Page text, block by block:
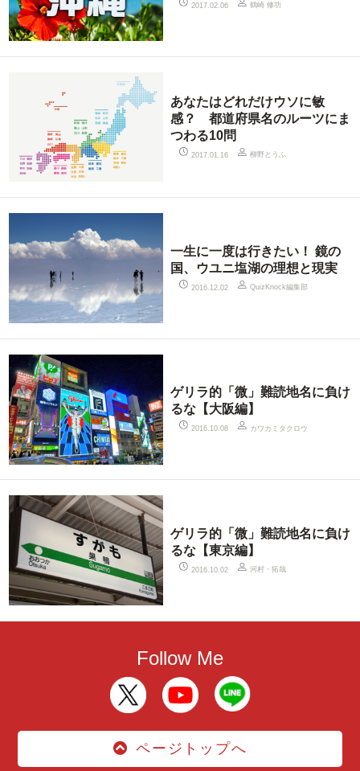
2017.02.06 鶴崎 修功
あなたはどれだけウソに敏
感？ 都道府県名のルーツにま
つわる10問
2017.01.16 柳野とうふ
一生に一度は行きたい！ 鏡の
国、ウユニ塩湖の理想と現実
2016.12.02 QuizKnock編集部
ゲリラ的「微」難読地名に負け
るな【大阪編】
2016.10.08 カワカミタクロウ
ゲリラ的「微」難読地名に負け
るな【東京編】
2016.10.02 河村・拓哉
Follow Me
ページトップへ